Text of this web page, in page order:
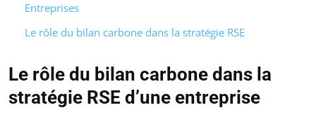
Entreprises
Le rôle du bilan carbone dans la stratégie RSE
Le rôle du bilan carbone dans la
stratégie RSE d’une entreprise